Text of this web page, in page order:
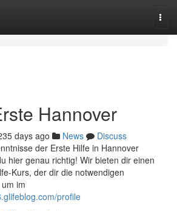
Hannover
days ago News
Discuss
der Erste Hilfe in Hannover
hier genau richtig! Wir bieten dir einen
Kurs, der dir die notwendigen
im
profile